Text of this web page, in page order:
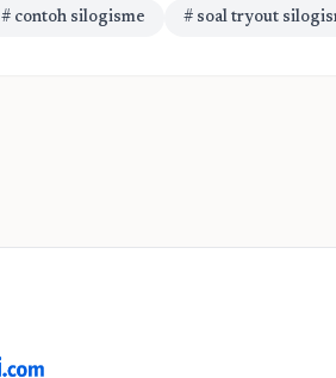
# contoh silogisme # soal tryout